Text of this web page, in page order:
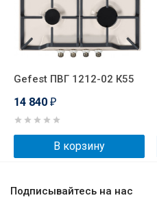
Gefest ПВГ 1212-02 К55
14 840 ₽
В корзину
Подписывайтесь на нас